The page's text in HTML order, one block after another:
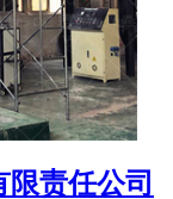
责任公司